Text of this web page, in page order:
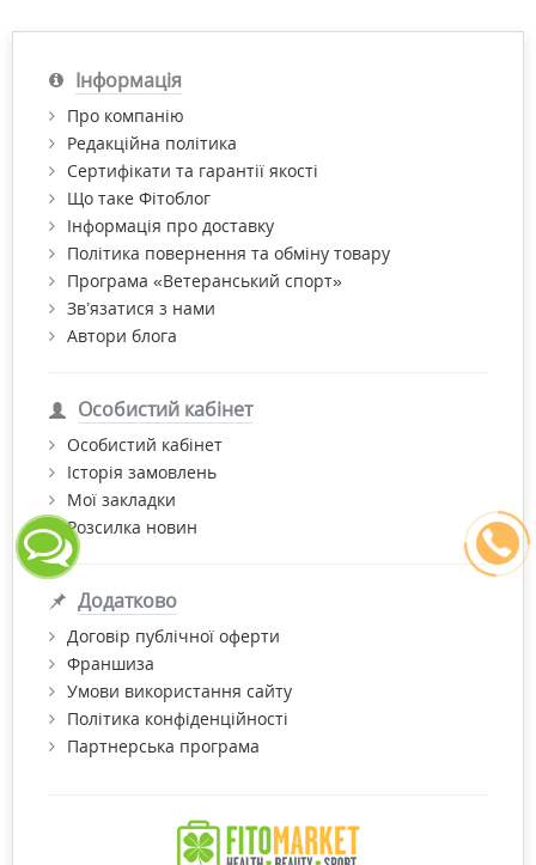
Інформація
Про компанію
Редакційна політика
Сертифікати та гарантії якості
Що таке Фітоблог
Інформація про доставку
Політика повернення та обміну товару
Програма «Ветеранський спорт»
Зв’язатися з нами
Автори блога
Особистий кабінет
Особистий кабінет
Історія замовлень
Мої закладки
Розсилка новин
Додатково
Договір публічної оферти
Франшиза
Умови використання сайту
Політика конфіденційності
Партнерська програма